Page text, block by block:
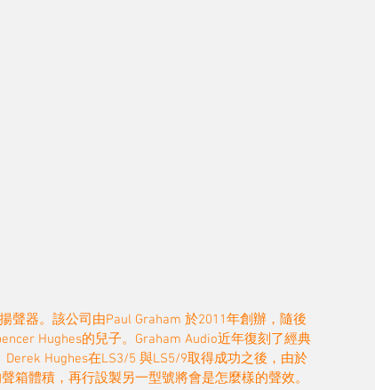
聲器。該公司由Paul Graham 於2011年創辦，隨後
Hughes的兒子。Graham Audio近年復刻了經典
Hughes在LS3/5 與LS5/9取得成功之後，由於
箱體積，再行設製另一型號將會是怎麼樣的聲效。